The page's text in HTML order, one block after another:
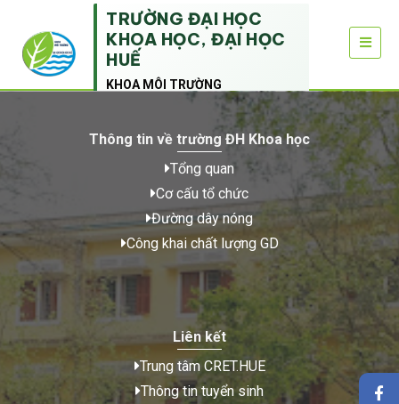
TRƯỜNG ĐẠI HỌC
KHOA HỌC, ĐẠI HỌC
HUẾ
KHOA MÔI TRƯỜNG
Thông tin về trường ĐH Khoa học
Tổng quan
Cơ cấu tổ chức
Đường dây nóng
Công khai chất lượng GD
Liên kết
Trung tâm CRET.HUE
Thông tin tuyển sinh